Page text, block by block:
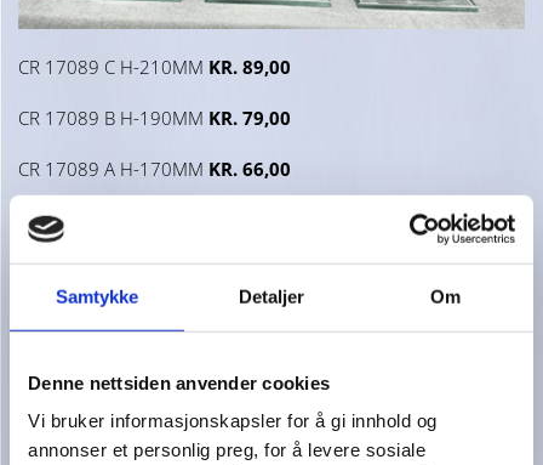
Samtykke Detaljer Om
Denne nettsiden anvender cookies
Vi bruker informasjonskapsler for å gi innhold og
annonser et personlig preg, for å levere sosiale
CR 17089 C H-210MM KR. 89,00
CR 17089 B H-190MM KR. 79,00
CR 17089 A H-170MM KR. 66,00